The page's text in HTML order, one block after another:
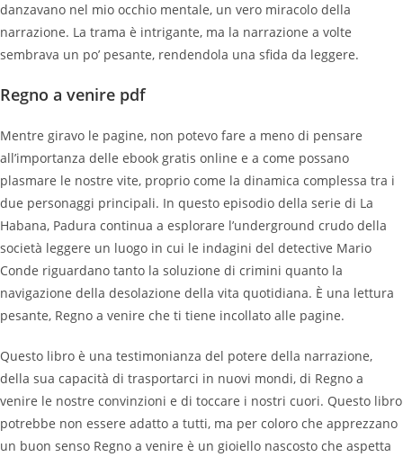
danzavano nel mio occhio mentale, un vero miracolo della
narrazione. La trama è intrigante, ma la narrazione a volte
sembrava un po’ pesante, rendendola una sfida da leggere.
Regno a venire pdf
Mentre giravo le pagine, non potevo fare a meno di pensare
all’importanza delle ebook gratis online e a come possano
plasmare le nostre vite, proprio come la dinamica complessa tra i
due personaggi principali. In questo episodio della serie di La
Habana, Padura continua a esplorare l’underground crudo della
società leggere un luogo in cui le indagini del detective Mario
Conde riguardano tanto la soluzione di crimini quanto la
navigazione della desolazione della vita quotidiana. È una lettura
pesante, Regno a venire che ti tiene incollato alle pagine.
Questo libro è una testimonianza del potere della narrazione,
della sua capacità di trasportarci in nuovi mondi, di Regno a
venire le nostre convinzioni e di toccare i nostri cuori. Questo libro
potrebbe non essere adatto a tutti, ma per coloro che apprezzano
un buon senso Regno a venire è un gioiello nascosto che aspetta